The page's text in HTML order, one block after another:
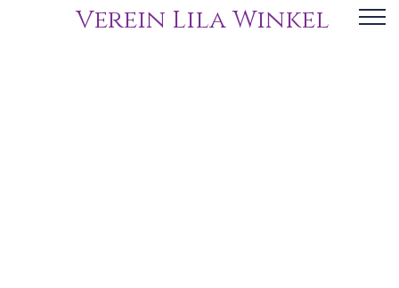
Verein Lila Winkel